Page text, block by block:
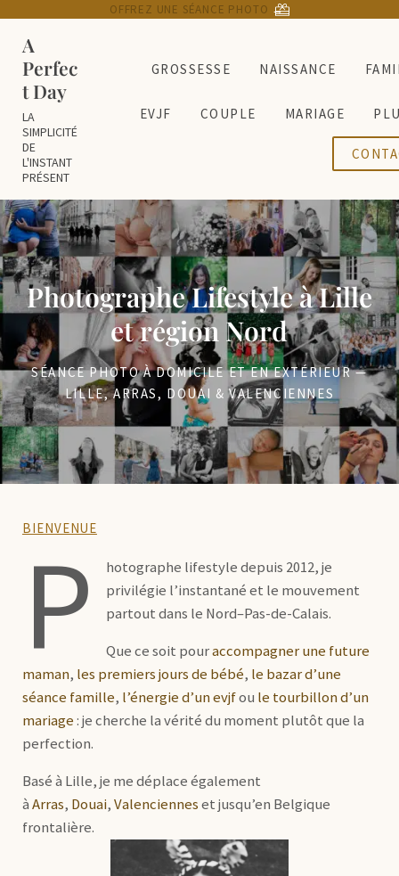
Passer au contenu principal
Skip to header right navigation
Skip to site footerOFFREZ UNE SÉANCE PHOTO →
A
Perfec
t Day
LA
SIMPLICITÉ
DE
L'INSTANT
PRÉSENT
GROSSESSE NAISSANCE
EVJF COUPLE MARIAGE
Photographe Lifestyle à Lille
et région Nord
SÉANCE PHOTO À DOMICILE ET EN EXTÉRIEUR —
LILLE,ARRAS, DOUAI &VALENCIENNES
BIENVENUE
P
hotographe lifestyle depuis 2012, je
privilégie l’instantané et le mouvement
partout dans le Nord–Pas-de-Calais.
Que ce soit pouraccompagner une future
maman, les premiers jours de bébé, le bazar d’une
séance famille, l’énergie d’un evjfou le tourbillon d’un
mariage: je cherche la vérité du moment plutôt que la
perfection.
Basé à Lille, je me déplace également
àArras, Douai,Valencienneset jusqu’en Belgique
frontalière.